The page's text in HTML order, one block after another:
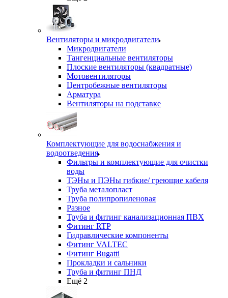
Вентиляторы и микродвигатели
Микродвигатели
Тангенциальные вентиляторы
Плоские вентиляторы (квадратные)
Мотовентиляторы
Центробежные вентиляторы
Арматура
Вентиляторы на подставке
Комплектующие для водоснабжения и
водоотведения
Фильтры и комплектующие для очистки
воды
ТЭНы и ПЭНы гибкие/ греющие кабеля
Труба металопласт
Труба полипропиленовая
Разное
Труба и фитинг канализационная ПВХ
Фитинг RTP
Гидравлические компоненты
Фитинг VALTEC
Фитинг Bugatti
Прокладки и сальники
Труба и фитинг ПНД
Ещё 2